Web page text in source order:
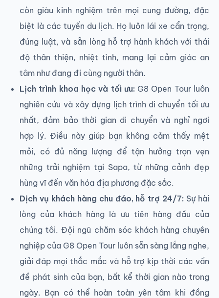
còn giàu kinh nghiệm trên mọi cung đường, đặc
biệt là các tuyến du lịch. Họ luôn lái xe cẩn trọng,
đúng luật, và sẵn lòng hỗ trợ hành khách với thái
độ thân thiện, nhiệt tình, mang lại cảm giác an
tâm như đang đi cùng người thân.
Lịch trình khoa học và tối ưu: G8 Open Tour luôn
nghiên cứu và xây dựng lịch trình di chuyển tối ưu
nhất, đảm bảo thời gian di chuyển và nghỉ ngơi
hợp lý. Điều này giúp bạn không cảm thấy mệt
mỏi, có đủ năng lượng để tận hưởng trọn vẹn
những trải nghiệm tại Sapa, từ những cảnh đẹp
hùng vĩ đến văn hóa địa phương đặc sắc.
Dịch vụ khách hàng chu đáo, hỗ trợ 24/7: Sự hài
lòng của khách hàng là ưu tiên hàng đầu của
chúng tôi. Đội ngũ chăm sóc khách hàng chuyên
nghiệp của G8 Open Tour luôn sẵn sàng lắng nghe,
giải đáp mọi thắc mắc và hỗ trợ kịp thời các vấn
đề phát sinh của bạn, bất kể thời gian nào trong
ngày. Bạn có thể hoàn toàn yên tâm khi đồng